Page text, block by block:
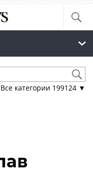
Все категории 199124 ▼